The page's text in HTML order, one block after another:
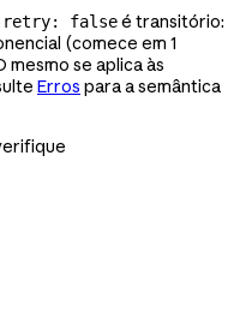
retry: falseé transitório:
(comece em 1
se aplica às
Erros para a semântica